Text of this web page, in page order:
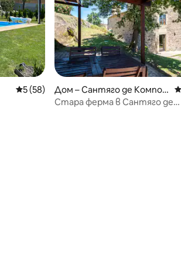
Средна оценка: 5 от 5, 58 отзива
5 (58)
Дом – Сантяго де Компос
тела
Стара ферма в Сантяго де